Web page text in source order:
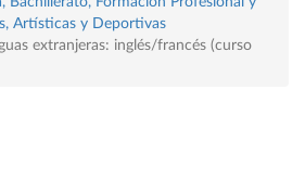
Artísticas y Deportivas
extranjeras: inglés/francés (curso